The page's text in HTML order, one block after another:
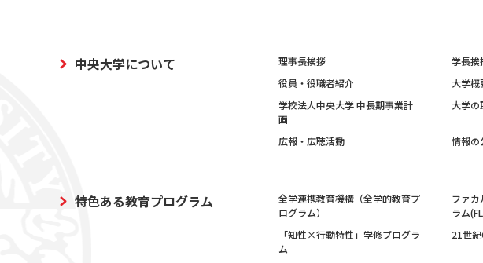
中央大学について 理事長挨拶
学長挨
役員・役職者紹介
大学概
学校法人中央大学 中長期事業計
画
大学の
広報・広聴活動 情報の
特色ある教育プログラム
全学連携教育機構（全学的教育プ
ログラム）
ファカ
ラム
「知性×行動特性」学修プログラ
ム
21世